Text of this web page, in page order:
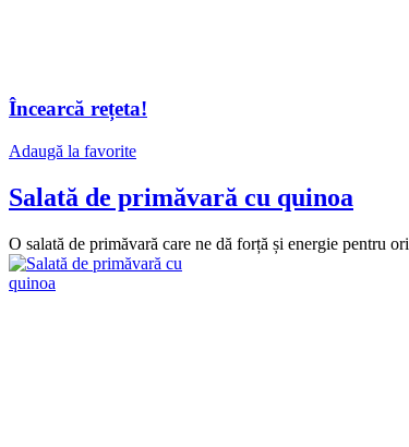
Încearcă rețeta!
Adaugă la favorite
Salată de primăvară cu quinoa
O salată de primăvară care ne dă forță și energie pentru